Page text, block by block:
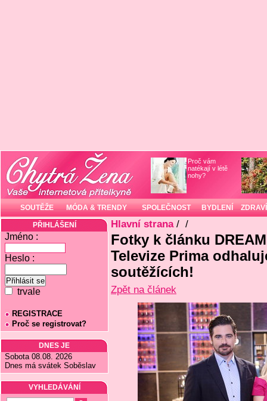
Proč vám
natékají v létě
nohy?
SOUTĚŽE MÓDA & TRENDY SPOLEČNOST BYDLENÍ ZDRAVÍ
PŘIHLÁŠENÍ
Jméno :
Heslo :
trvale
REGISTRACE
Proč se registrovat?
DNES JE
Sobota 08.08. 2026
Dnes má svátek Soběslav
VYHLEDÁVÁNÍ
Hlavní strana/ /
Fotky k článku
Televize Prima
soutěžících!
Zpět na článek